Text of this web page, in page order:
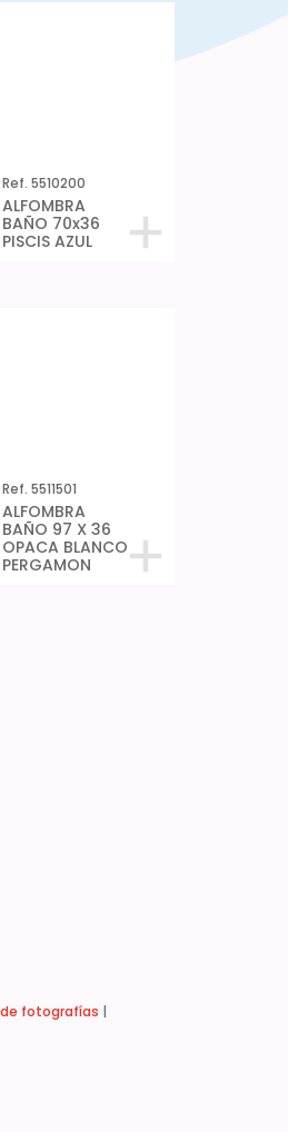
Ref. 5510200
ALFOMBRA
BAÑO 70x36
PISCIS AZUL
Ref. 5511501
ALFOMBRA
BAÑO 97 X 36
OPACA BLANCO
PERGAMON
fotografías